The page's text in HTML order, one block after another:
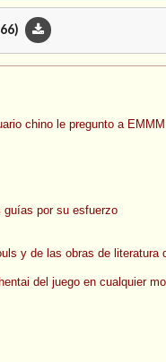
66)
chino le pregunto a
guías por su esfuerzo
y de las obras de literatura
del juego en cualquier